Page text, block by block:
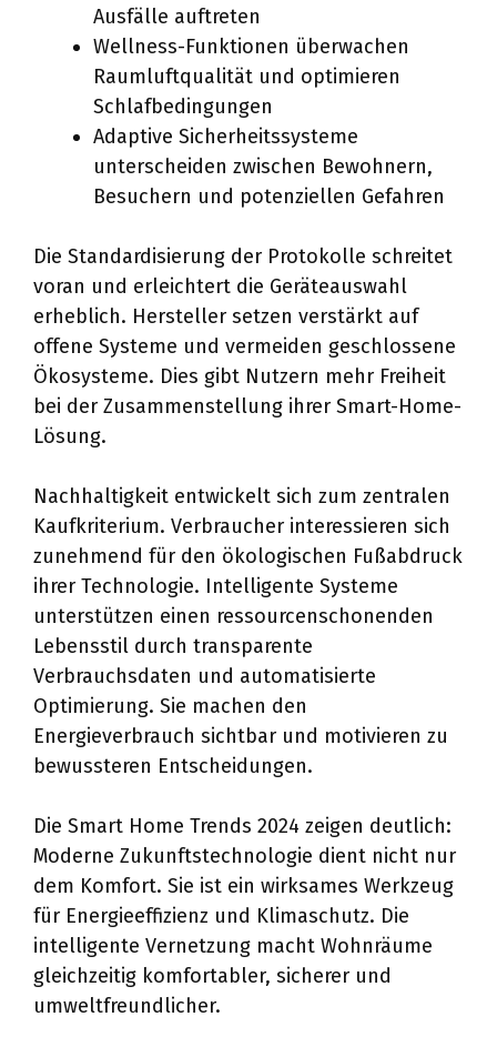
Ausfälle auftreten
Wellness-Funktionen überwachen
Raumluftqualität und optimieren
Schlafbedingungen
Adaptive Sicherheitssysteme
unterscheiden zwischen Bewohnern,
Besuchern und potenziellen Gefahren
Die Standardisierung der Protokolle schreitet
voran und erleichtert die Geräteauswahl
erheblich. Hersteller setzen verstärkt auf
offene Systeme und vermeiden geschlossene
Ökosysteme. Dies gibt Nutzern mehr Freiheit
bei der Zusammenstellung ihrer Smart-Home-
Lösung.
Nachhaltigkeit entwickelt sich zum zentralen
Kaufkriterium. Verbraucher interessieren sich
zunehmend für den ökologischen Fußabdruck
ihrer Technologie. Intelligente Systeme
unterstützen einen ressourcenschonenden
Lebensstil durch transparente
Verbrauchsdaten und automatisierte
Optimierung. Sie machen den
Energieverbrauch sichtbar und motivieren zu
bewussteren Entscheidungen.
Die Smart Home Trends 2024 zeigen deutlich:
Moderne Zukunftstechnologie dient nicht nur
dem Komfort. Sie ist ein wirksames Werkzeug
für Energieeffizienz und Klimaschutz. Die
intelligente Vernetzung macht Wohnräume
gleichzeitig komfortabler, sicherer und
umweltfreundlicher.